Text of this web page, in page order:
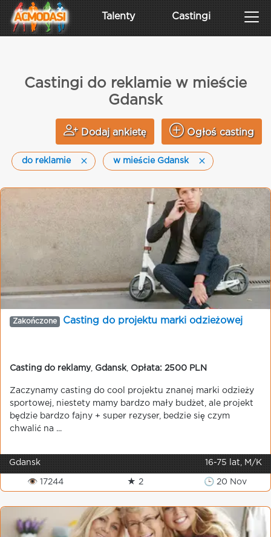
Talenty Castingi
Castingi do reklamie w mieście
Gdansk
Dodaj ankietę Ogłoś casting
do reklamie w mieście Gdansk
Zakończone Casting do projektu marki odzieżowej
Casting do reklamy, Gdansk, Opłata: 2500 PLN
Zaczynamy casting do cool projektu znanej marki odzieży
sportowej, niestety mamy bardzo mały budżet, ale projekt
będzie bardzo fajny + super rezyser, bedzie się czym
chwalić na ...
Gdansk 16-75 lat, M/K
👁 17244 ★ 2 🕒 20 Nov